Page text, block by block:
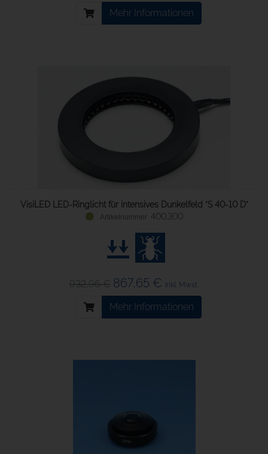
Mehr Informationen
VisiLED LED-Ringlicht für intensives Dunkelfeld "S 40-10 D"
400.300
932,96 € 867,65 € inkl. Mwst.
Mehr Informationen